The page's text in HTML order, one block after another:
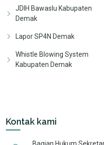
JDIH Bawaslu Kabupaten
Demak
Lapor SP4N Demak
Whistle Blowing System
Kabupaten Demak
Kontak kami